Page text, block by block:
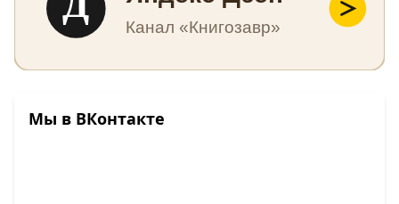
Канал «Книгозавр»
Мы в ВКонтакте